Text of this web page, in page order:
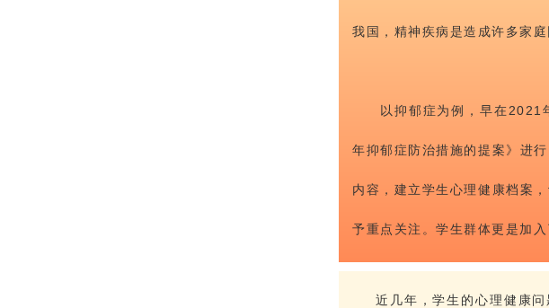
我国，精神疾病是造成许多家庭
以抑郁症为例，早在2021
年抑郁症防治措施的提案》进
内容，建立学生心理健康档案
予重点关注。学生群体更是加入
近几年，学生的心理健康